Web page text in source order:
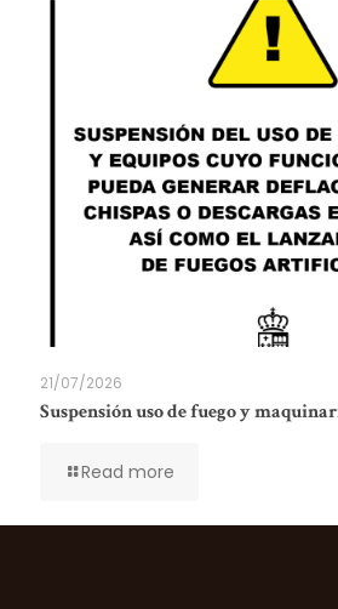
21/07/2026
Suspensión uso de fuego y
Read more